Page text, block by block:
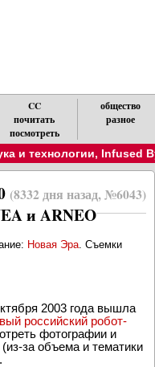
CC
почитать
посмотреть
общество
разное
и технологии, Infused
(8332 дня назад, №6043)
и ARNEO
: Новая Эра Съемки
2003 года вышла
российский робот-
фотографии и
за объема и тематики